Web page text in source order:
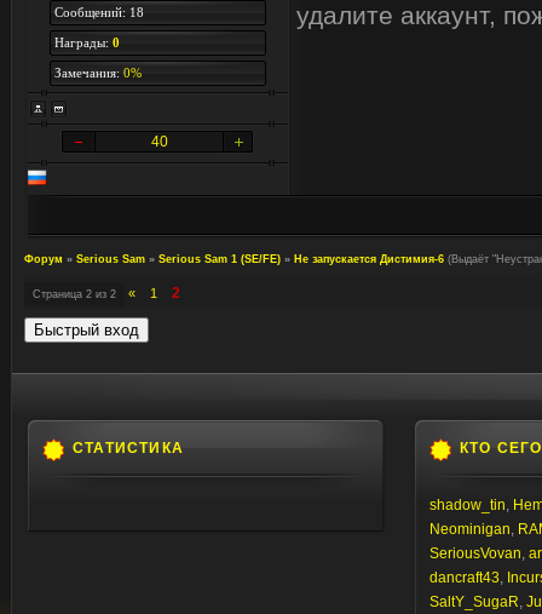
Сообщений: 18
Награды: 0
Замечания: 0%
40
удалите аккаунт,
Форум » Serious Sam » Serious Sam 1 (SE/FE) » Не запускается Дистимия-6 (Выдаёт
Страница 2 из 2 « 1 2
СТАТИСТИКА КТО
shadow_tin,
Neominigan,
SeriousVovan,
dancraft43,
SaltY_SugaR,